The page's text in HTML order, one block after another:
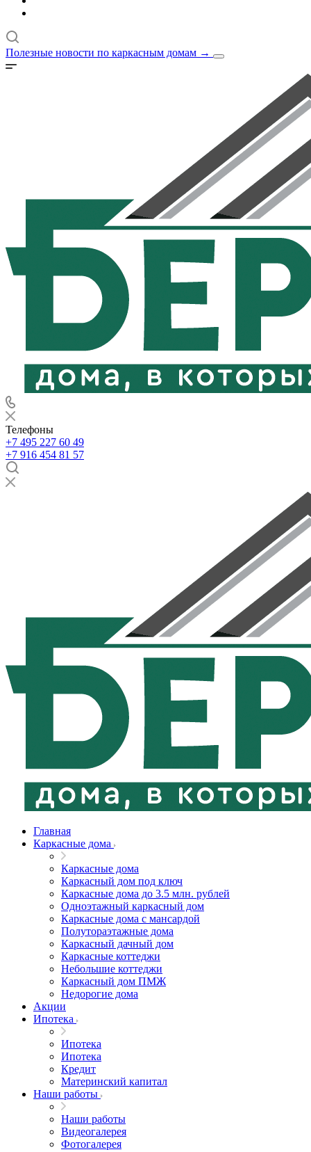
Полезные новости по каркасным домам →
Телефоны
+7 495 227 60 49
+7 916 454 81 57
Главная
Каркасные дома
Каркасные дома
Каркасный дом под ключ
Каркасные дома до 3.5 млн. рублей
Одноэтажный каркасный дом
Каркасные дома с мансардой
Полутораэтажные дома
Каркасный дачный дом
Каркасные коттеджи
Небольшие коттеджи
Каркасный дом ПМЖ
Недорогие дома
Акции
Ипотека
Ипотека
Ипотека
Кредит
Материнский капитал
Наши работы
Наши работы
Видеогалерея
Фотогалерея